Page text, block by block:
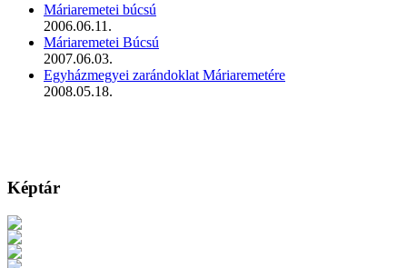
Máriaremetei búcsú
2006.06.11.
Máriaremetei Búcsú
2007.06.03.
Egyházmegyei zarándoklat Máriaremetére
2008.05.18.
Képtár